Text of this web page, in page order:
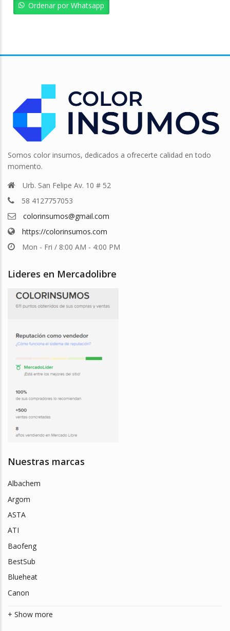
Ordenar por Whatsapp
Somos color insumos, dedicados a ofrecerte calidad en todo
momento.
Urb. San Felipe Av. 10 # 52
58 4127757053
colorinsumos@gmail.com
https://colorinsumos.com
Mon - Fri / 8:00 AM - 4:00 PM
Lideres en Mercadolibre
Nuestras marcas
Albachem
Argom
ASTA
ATI
Baofeng
BestSub
Blueheat
Canon
+ Show more